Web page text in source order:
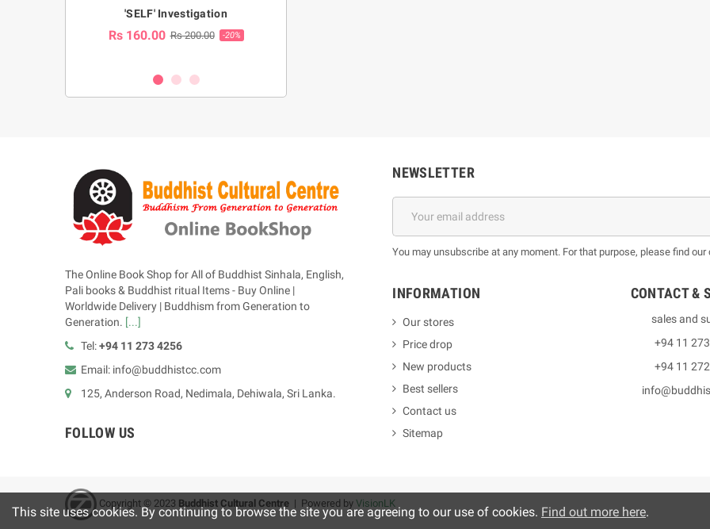
'SELF' Investigation
Rs 160.00 Rs 200.00 -20%
The Online Book Shop for All of Buddhist Sinhala, English,
Pali books & Buddhist ritual Items - Buy Online |
Worldwide Delivery | Buddhism from Generation to
Generation. [...]
Tel:+94 11 273 4256
Email: info@buddhistcc.com
125, Anderson Road, Nedimala, Dehiwala, Sri Lanka.
FOLLOW US
NEWSLETTER
You may unsubscribe at any moment. For that purpose, please find
INFORMATION
Our stores
Price drop
New products
Best sellers
Contact us
Sitemap
CONTACT &
sales and
+94 11
+94 11
Copyright © 2023 Buddhist Cultural Centre | Powered by VisionLK
This site uses cookies. By continuing to browse the site you are agreeing to our use of cookies. Find out more here.